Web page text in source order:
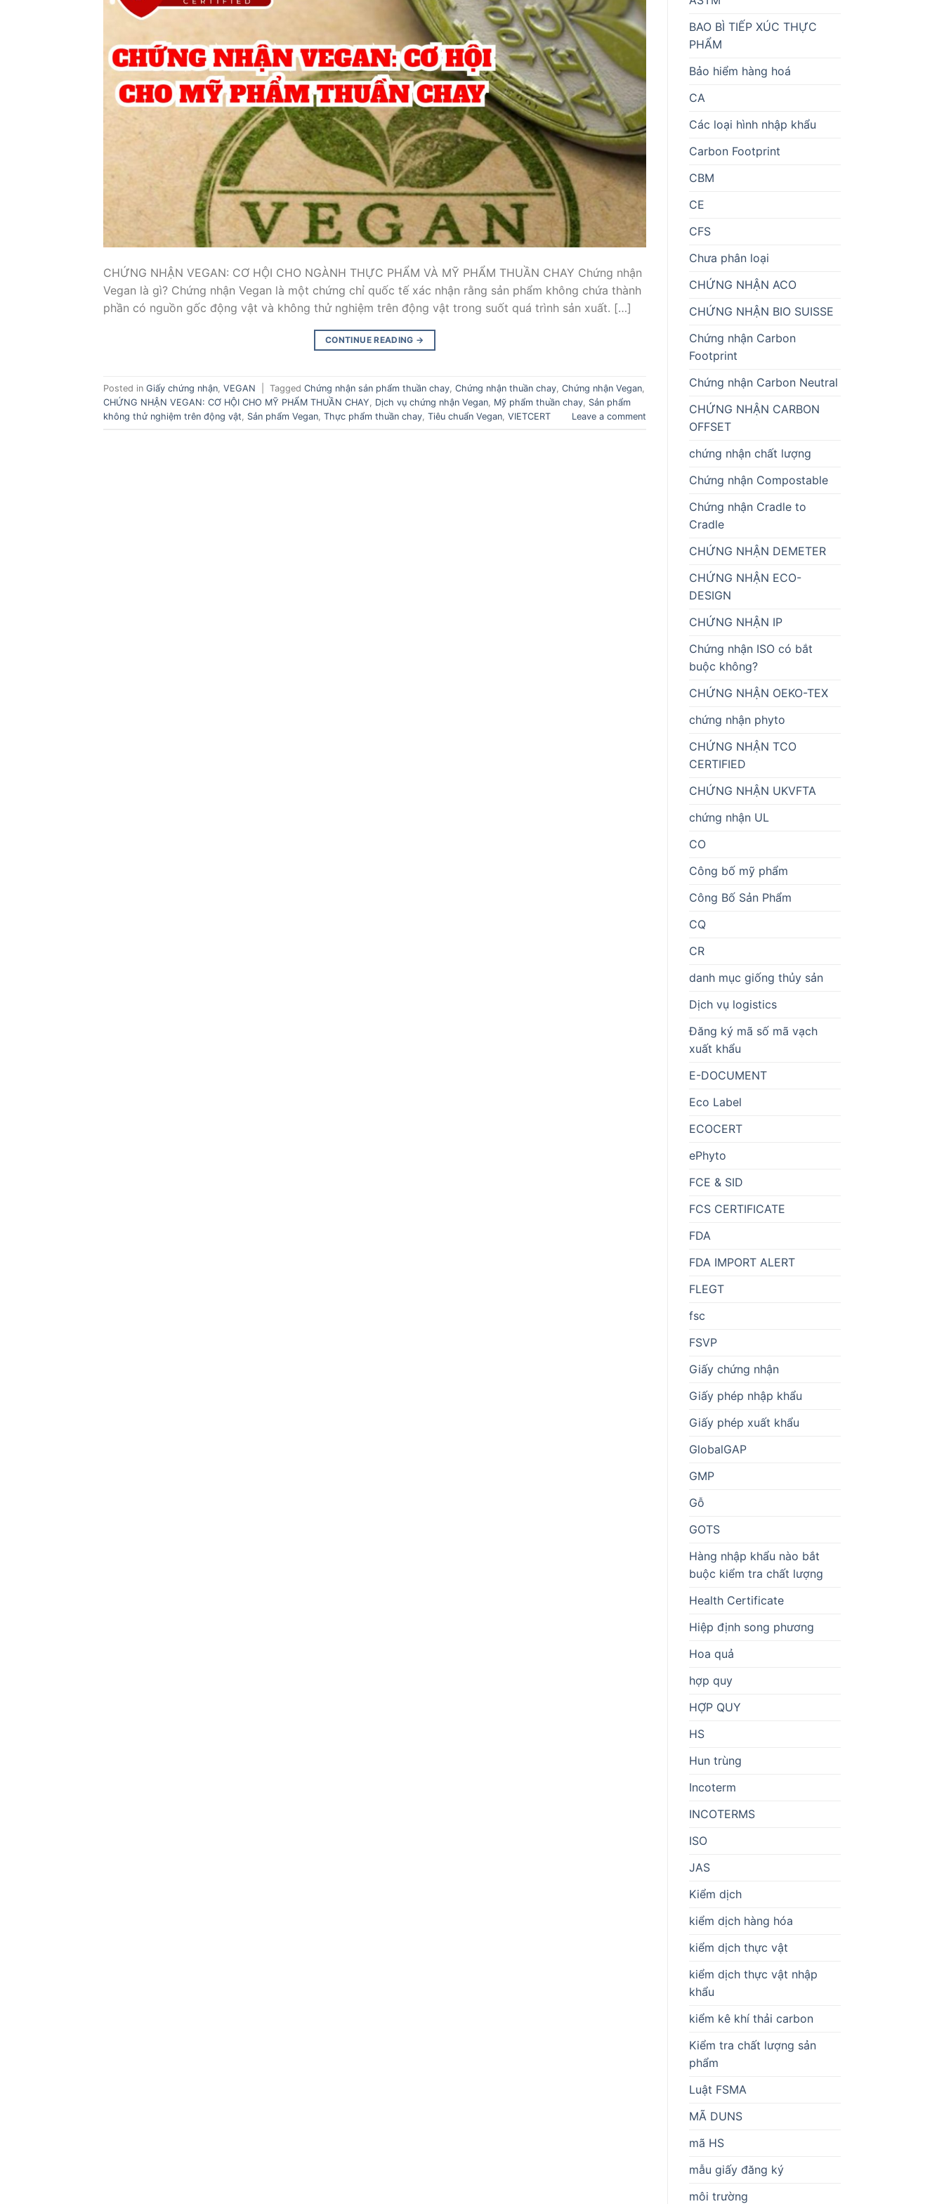
CHỨNG NHẬN VEGAN: CƠ HỘI CHO NGÀNH THỰC PHẨM VÀ MỸ PHẨM THUẦN CHAY Chứng nhận
Vegan là gì? Chứng nhận Vegan là một chứng chỉ quốc tế xác nhận rằng sản phẩm không chứa thành
phần có nguồn gốc động vật và không thử nghiệm trên động vật trong suốt quá trình sản xuất. […]
CONTINUE READING →
Posted in Giấy chứng nhận VEGAN Tagged Chứng nhận sản phẩm thuần chay Chứng nhận thuần chay Chứng nhận Vegan
CHỨNG NHẬN VEGAN: CƠ HỘI CHO MỸ PHẨM THUẦN CHAY
Dịch vụ chứng nhận Vegan Mỹ phẩm thuần chay Sản phẩm
không thử nghiệm trên động vật
Sản phẩm Vegan Thực phẩm thuần chay Tiêu chuẩn Vegan VIETCERT Leave a comment
BAO BÌ TIẾP XÚC THỰC
PHẨM
Bảo hiểm hàng hoá
CA
Các loại hình nhập khẩu
Carbon Footprint
CBM
CE
CFS
Chưa phân loại
CHỨNG NHẬN ACO
CHỨNG NHẬN BIO SUISSE
Chứng nhận Carbon
Footprint
Chứng nhận Carbon Neutral
CHỨNG NHẬN CARBON
OFFSET
chứng nhận chất lượng
Chứng nhận Compostable
Chứng nhận Cradle to
Cradle
CHỨNG NHẬN DEMETER
CHỨNG NHẬN ECO-
DESIGN
CHỨNG NHẬN IP
Chứng nhận ISO có bắt
buộc không?
CHỨNG NHẬN OEKO-TEX
chứng nhận phyto
CHỨNG NHẬN TCO
CERTIFIED
CHỨNG NHẬN UKVFTA
chứng nhận UL
CO
Công bố mỹ phẩm
Công Bố Sản Phẩm
CQ
CR
danh mục giống thủy sản
Dịch vụ logistics
Đăng ký mã số mã vạch
xuất khẩu
E-DOCUMENT
Eco Label
ECOCERT
ePhyto
FCE & SID
FCS CERTIFICATE
FDA
FDA IMPORT ALERT
FLEGT
fsc
FSVP
Giấy chứng nhận
Giấy phép nhập khẩu
Giấy phép xuất khẩu
GlobalGAP
GMP
Gỗ
GOTS
Hàng nhập khẩu nào bắt
buộc kiểm tra chất lượng
Health Certificate
Hiệp định song phương
Hoa quả
hợp quy
HỢP QUY
HS
Hun trùng
Incoterm
INCOTERMS
ISO
JAS
Kiểm dịch
kiểm dịch hàng hóa
kiểm dịch thực vật
kiểm dịch thực vật nhập
khẩu
kiểm kê khí thải carbon
Kiểm tra chất lượng sản
phẩm
Luật FSMA
MÃ DUNS
mã HS
mẫu giấy đăng ký
môi trường